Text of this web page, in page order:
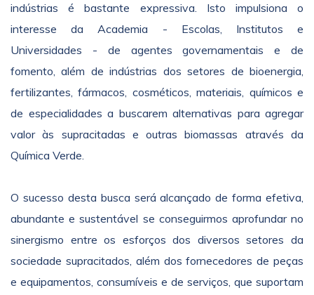
indústrias é bastante expressiva. Isto impulsiona o
interesse da Academia - Escolas, Institutos e
Universidades - de agentes governamentais e de
fomento, além de indústrias dos setores de bioenergia,
fertilizantes, fármacos, cosméticos, materiais, químicos e
de especialidades a buscarem alternativas para agregar
valor às supracitadas e outras biomassas através da
Química Verde.
O sucesso desta busca será alcançado de forma efetiva,
abundante e sustentável se conseguirmos aprofundar no
sinergismo entre os esforços dos diversos setores da
sociedade supracitados, além dos fornecedores de peças
e equipamentos, consumíveis e de serviços, que suportam